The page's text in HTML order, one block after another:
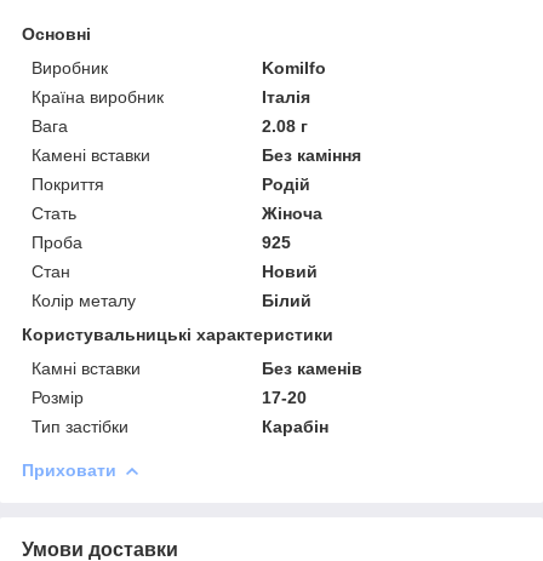
Основні
Виробник
Komilfo
Країна виробник
Італія
Вага
2.08 г
Камені вставки
Без каміння
Покриття
Родій
Стать
Жіноча
Проба
925
Стан
Новий
Колір металу
Білий
Користувальницькі характеристики
Камні вставки
Без каменів
Розмір
17-20
Тип застібки
Карабін
Приховати
Умови доставки